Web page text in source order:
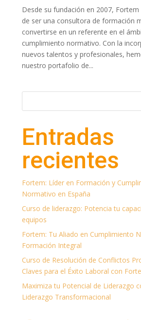
Desde su fundación en 2007,
de ser una consultora de formación
convertirse en un referente en el
cumplimiento normativo. Con la
nuevos talentos y profesionales,
nuestro portafolio de...
Entradas
recientes
Fortem: Líder en Formación y
Normativo en España
Curso de liderazgo: Potencia tu
equipos
Fortem: Tu Aliado en Cumplimiento
Formación Integral
Curso de Resolución de Conflictos
Claves para el Éxito Laboral con
Maximiza tu Potencial de Liderazgo
Liderazgo Transformacional